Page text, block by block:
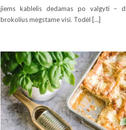
jiems kablelis dedamas po valgyti –
brokolius mėgstame visi. Todėl […]